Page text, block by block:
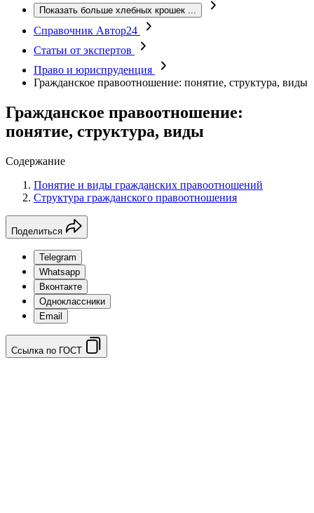
Показать больше хлебных крошек ...
Справочник Автор24
Статьи от экспертов
Право и юриспруденция
Гражданское правоотношение: понятие, структура, виды
Гражданское правоотношение:
понятие, структура, виды
Содержание
Понятие и виды гражданских правоотношений
Структура гражданского правоотношения
Поделиться
Telegram
Whatsapp
Вконтакте
Одноклассники
Email
Ссылка по ГОСТ